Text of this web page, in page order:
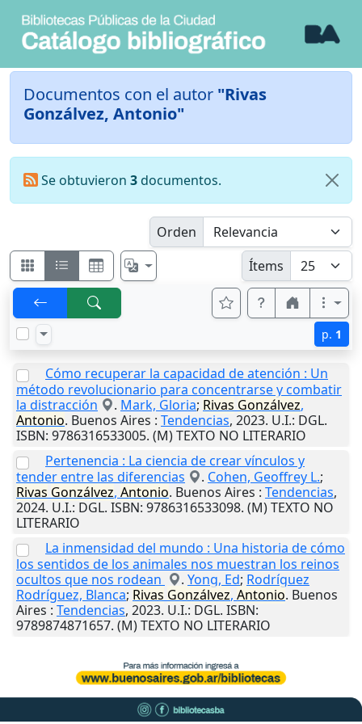
Documentos con el autor "Rivas
Gonzálvez, Antonio"
Se obtuvieron 3documentos.
Orden
Ítems
p. 1
Cómo recuperar la capacidad de atención : Un
método revolucionario para concentrarse y combatir
la distracción
. Mark, Gloria; Rivas Gonzálvez,
Antonio. Buenos Aires : Tendencias, 2023. U.I.: DGL.
ISBN: 9786316533005. (M) TEXTO NO LITERARIO
Pertenencia : La ciencia de crear vínculos y
tender entre las diferencias
. Cohen, Geoffrey L.;
Rivas Gonzálvez, Antonio. Buenos Aires : Tendencias,
2024. U.I.: DGL. ISBN: 9786316533098. (M) TEXTO NO
LITERARIO
La inmensidad del mundo : Una historia de cómo
los sentidos de los animales nos muestran los reinos
ocultos que nos rodean
. Yong, Ed; Rodríguez
Rodríguez, Blanca; Rivas Gonzálvez, Antonio. Buenos
Aires : Tendencias, 2023. U.I.: DGL. ISBN:
9789874871657. (M) TEXTO NO LITERARIO